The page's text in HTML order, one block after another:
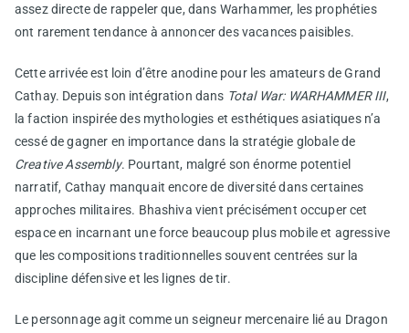
assez directe de rappeler que, dans Warhammer, les prophéties
ont rarement tendance à annoncer des vacances paisibles.
Cette arrivée est loin d’être anodine pour les amateurs de Grand
Cathay. Depuis son intégration dans Total War: WARHAMMER III,
la faction inspirée des mythologies et esthétiques asiatiques n’a
cessé de gagner en importance dans la stratégie globale de
Creative Assembly. Pourtant, malgré son énorme potentiel
narratif, Cathay manquait encore de diversité dans certaines
approches militaires. Bhashiva vient précisément occuper cet
espace en incarnant une force beaucoup plus mobile et agressive
que les compositions traditionnelles souvent centrées sur la
discipline défensive et les lignes de tir.
Le personnage agit comme un seigneur mercenaire lié au Dragon